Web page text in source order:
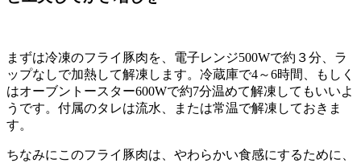
まずは冷凍のフライ豚肉を、電子レンジ500Wで約３分、ラ
ップなしで加熱して解凍します。冷蔵庫で4～6時間、もしく
はオーブントースター600Wで約7分温めて解凍してもいいよ
うです。付属のタレは流水、または常温で解凍しておきま
す。
ちなみにこのフライ豚肉は、やわらかい食感にするために、